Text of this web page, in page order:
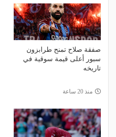
صفقة صلاح تمنح طرابزون
سبور أعلى قيمة سوقية في
تاريخه
منذ 20 ساعة